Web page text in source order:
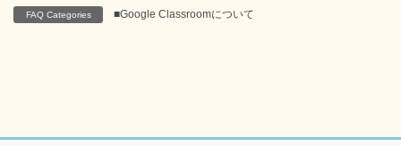
FAQ Categories ■Google Classroomについて